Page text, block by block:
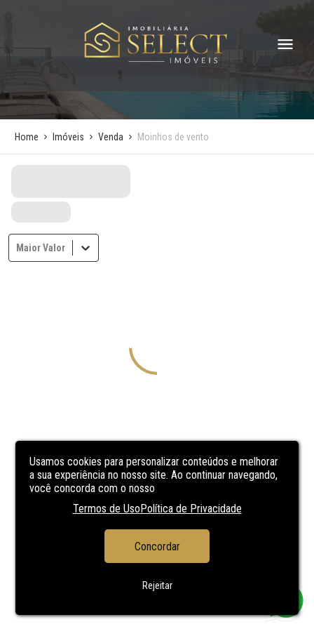
Usamos cookies para personalizar conteúdos e melhorar
a sua experiência no nosso site. Ao continuar navegando,
você concorda com o nosso
Termos de UsoPolítica de Privacidade
Concordar
Rejeitar
Home Imóveis Venda Moinhos de vento
Maior Valor